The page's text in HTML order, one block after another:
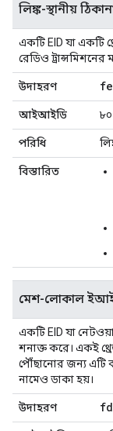
লিঙ্ক-স্থানীয়
একটি EID যা একটি
রেডিও ট্রান্সমিশনের
উদাহরণ
আইআইডি
পরিধি
বিস্তারিত
মেশ-লোকাল
একটি EID যা
শনাক্ত করে। একই
পৌঁছানোর জন্য এটি
নামেও ডাকা হয়।
উদাহরণ